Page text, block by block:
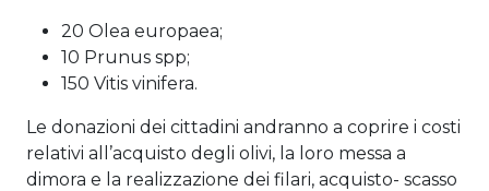
20 Olea europaea;
10 Prunus spp;
150 Vitis vinifera.
Le donazioni dei cittadini andranno a coprire i costi
relativi all’acquisto degli olivi, la loro messa a
dimora e la realizzazione dei filari, acquisto- scasso